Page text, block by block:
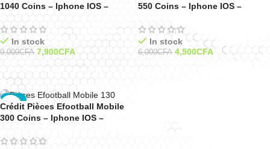
1040 Coins – Iphone IOS –
Android
In stock
9,000CFA 7,900CFA
Sélectionner Les Options
550 Coins – Iphone IOS –
In stock
6,000CFA 4,500CFA
-42%
Crédit Pièces Efootball Mobile
300 Coins – Iphone IOS –